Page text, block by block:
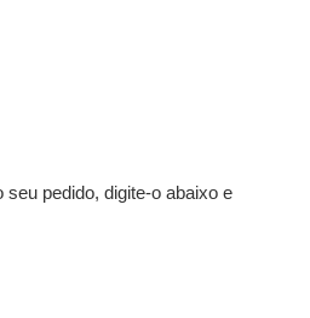
pedido, digite-o abaixo e